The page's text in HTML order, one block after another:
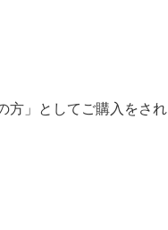
方」としてご購入をされ